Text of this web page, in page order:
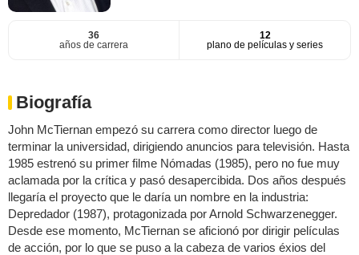
36
años de carrera
12
plano de películas y series
Biografía
John McTiernan empezó su carrera como director luego de
terminar la universidad, dirigiendo anuncios para televisión. Hasta
1985 estrenó su primer filme Nómadas (1985), pero no fue muy
aclamada por la crítica y pasó desapercibida. Dos años después
llegaría el proyecto que le daría un nombre en la industria:
Depredador (1987), protagonizada por Arnold Schwarzenegger.
Desde ese momento, McTiernan se aficionó por dirigir películas
de acción, por lo que se puso a la cabeza de varios éxios del